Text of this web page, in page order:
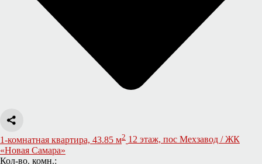
1-комнатная квартира, 43.85 м2 12 этаж, пос Мехзавод / ЖК
«Новая Самара»
Кол-во. комн.: